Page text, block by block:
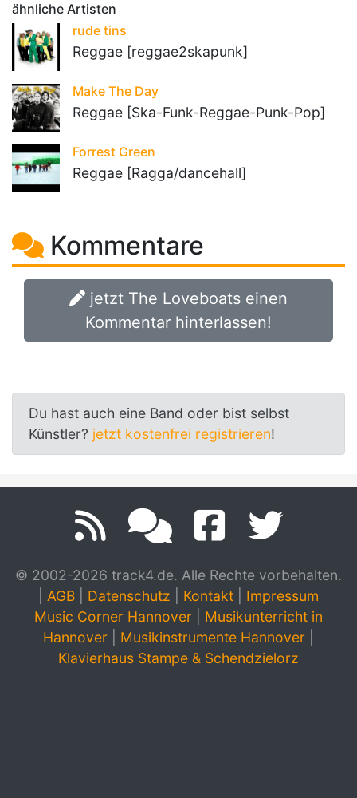
ähnliche Artisten
rude tins
Reggae [reggae2skapunk]
Make The Day
Reggae [Ska-Funk-Reggae-Punk-Pop]
Forrest Green
Reggae [Ragga/dancehall]
Kommentare
jetzt The Loveboats einen
Kommentar hinterlassen!
Du hast auch eine Band oder bist selbst
Künstler? jetzt kostenfrei registrieren!
© 2002-2026 track4.de. Alle Rechte vorbehalten.
AGB Datenschutz Kontakt
Impressum
Music Corner Hannover
Musikunterricht in
Hannover
Musikinstrumente Hannover
Klavierhaus Stampe & Schendzielorz